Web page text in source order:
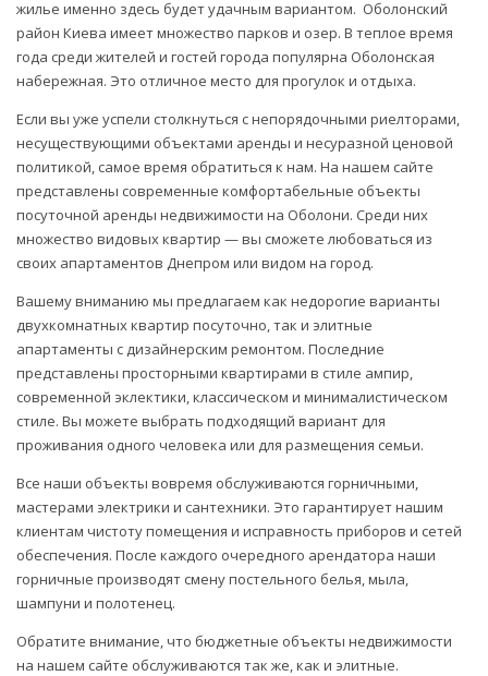
жилье именно здесь будет удачным вариантом. Оболонский
район Киева имеет множество парков и озер. В теплое время
года среди жителей и гостей города популярна Оболонская
набережная. Это отличное место для прогулок и отдыха.
Если вы уже успели столкнуться с непорядочными риелторами,
несуществующими объектами аренды и несуразной ценовой
политикой, самое время обратиться к нам. На нашем сайте
представлены современные комфортабельные объекты
посуточной аренды недвижимости на Оболони. Среди них
множество видовых квартир — вы сможете любоваться из
своих апартаментов Днепром или видом на город.
Вашему вниманию мы предлагаем как недорогие варианты
двухкомнатных квартир посуточно, так и элитные
апартаменты с дизайнерским ремонтом. Последние
представлены просторными квартирами в стиле ампир,
современной эклектики, классическом и минималистическом
стиле. Вы можете выбрать подходящий вариант для
проживания одного человека или для размещения семьи.
Все наши объекты вовремя обслуживаются горничными,
мастерами электрики и сантехники. Это гарантирует нашим
клиентам чистоту помещения и исправность приборов и сетей
обеспечения. После каждого очередного арендатора наши
горничные производят смену постельного белья, мыла,
шампуни и полотенец.
Обратите внимание, что бюджетные объекты недвижимости
на нашем сайте обслуживаются так же, как и элитные.